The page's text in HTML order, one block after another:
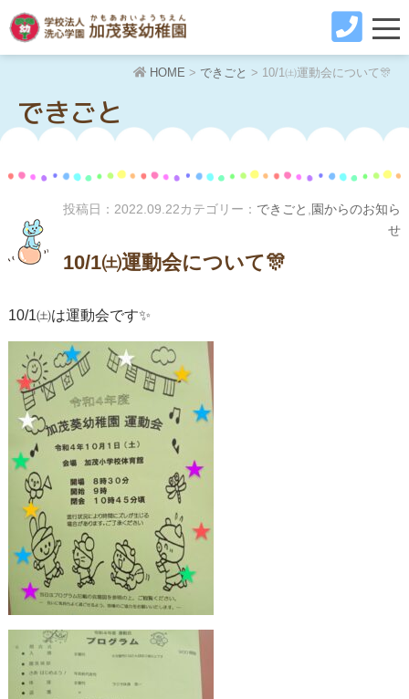
できごと
HOME > できごと > 10/1㈯運動会について🎊
投稿日： 2022.09.22カテゴリー： できごと 園からのお知ら
せ
10/1㈯運動会について🎊
10/1㈯は運動会です✨